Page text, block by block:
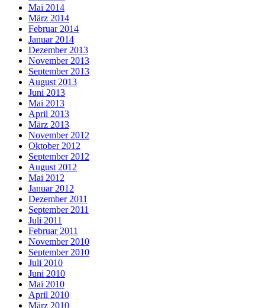
Mai 2014
März 2014
Februar 2014
Januar 2014
Dezember 2013
November 2013
September 2013
August 2013
Juni 2013
Mai 2013
April 2013
März 2013
November 2012
Oktober 2012
September 2012
August 2012
Mai 2012
Januar 2012
Dezember 2011
September 2011
Juli 2011
Februar 2011
November 2010
September 2010
Juli 2010
Juni 2010
Mai 2010
April 2010
März 2010